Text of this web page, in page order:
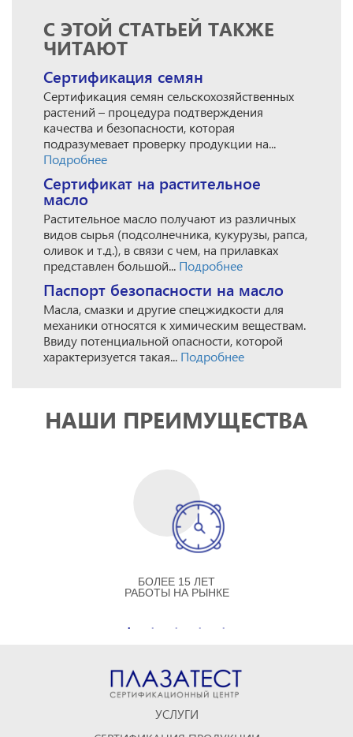
С ЭТОЙ СТАТЬЕЙ ТАКЖЕ
ЧИТАЮТ
Сертификация семян
Сертификация семян сельскохозяйственных
растений – процедура подтверждения
качества и безопасности, которая
подразумевает проверку продукции на...
Подробнее
Сертификат на растительное
масло
Растительное масло получают из различных
видов сырья (подсолнечника, кукурузы, рапса,
оливок и т.д.), в связи с чем, на прилавках
представлен большой... Подробнее
Паспорт безопасности на масло
Масла, смазки и другие спецжидкости для
механики относятся к химическим веществам.
Ввиду потенциальной опасности, которой
характеризуется такая... Подробнее
НАШИ ПРЕИМУЩЕСТВА
БОЛЕЕ 15 ЛЕТ
РАБОТЫ НА РЫНКЕ
УСЛУГИ